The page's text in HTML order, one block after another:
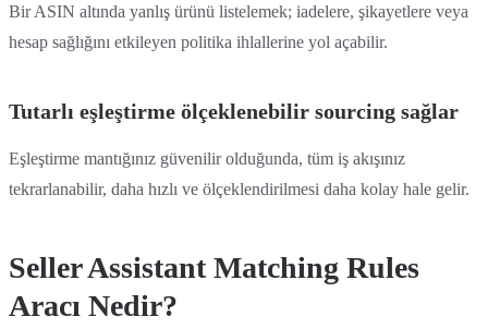
Bir ASIN altında yanlış ürünü listelemek; iadelere, şikayetlere veya
hesap sağlığını etkileyen politika ihlallerine yol açabilir.
Tutarlı eşleştirme ölçeklenebilir sourcing sağlar
Eşleştirme mantığınız güvenilir olduğunda, tüm iş akışınız
tekrarlanabilir, daha hızlı ve ölçeklendirilmesi daha kolay hale gelir.
Seller Assistant Matching Rules
Aracı Nedir?